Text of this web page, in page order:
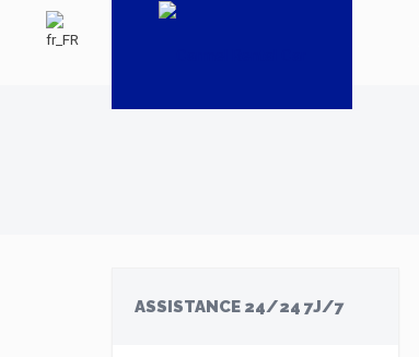
ASSISTANCE 24/24 7J/7